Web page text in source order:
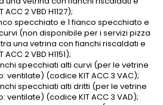
2 VBD H1127);
specchiato e 1 fianco specchiato e
(non disponibile per i servizi pizza
una vetrina con fianchi riscaldati e
2 VBD H1151);
specchiati alti curvi (per le vetrine
ventilate) (codice KIT ACC 3 VAC);
specchiati alti dritti (per le vetrine
ventilate) (codice KIT ACC 3 VAD);